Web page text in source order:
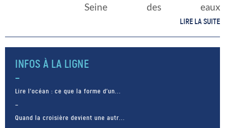
Seine des eaux
usagées,surchargées de résidus
s’est-il passé exactement ?
Soupçonnant une ingérence […]
LIRE LA SUITE
INFOS À LA LIGNE
Lire l’océan : ce que la forme d’un...
Quand la croisière devient une autr...